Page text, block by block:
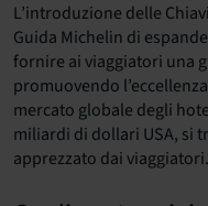
L’introduzione delle
Guida Michelin di
fornire ai viaggiatori una
promuovendo
mercato globale degli
miliardi di dollari USA, si
apprezzato dai viaggiatori.